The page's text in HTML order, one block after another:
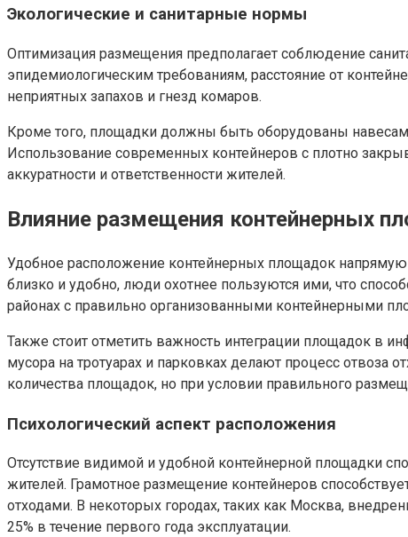
Экологические и санитарные нормы
Оптимизация размещения предполагает соблюдение
эпидемиологическим требованиям, расстояние от
неприятных запахов и гнезд комаров.
Кроме того, площадки должны быть оборудованы
Использование современных контейнеров с плотно
аккуратности и ответственности жителей.
Влияние размещения контейнерных
Удобное расположение контейнерных площадок напрямую
близко и удобно, люди охотнее пользуются ими, что
районах с правильно организованными контейнерными
Также стоит отметить важность интеграции площадок в
мусора на тротуарах и парковках делают процесс
количества площадок, но при условии правильного
Психологический аспект расположения
Отсутствие видимой и удобной контейнерной площадки
жителей. Грамотное размещение контейнеров
отходами. В некоторых городах, таких как Москва,
25% в течение первого года эксплуатации.